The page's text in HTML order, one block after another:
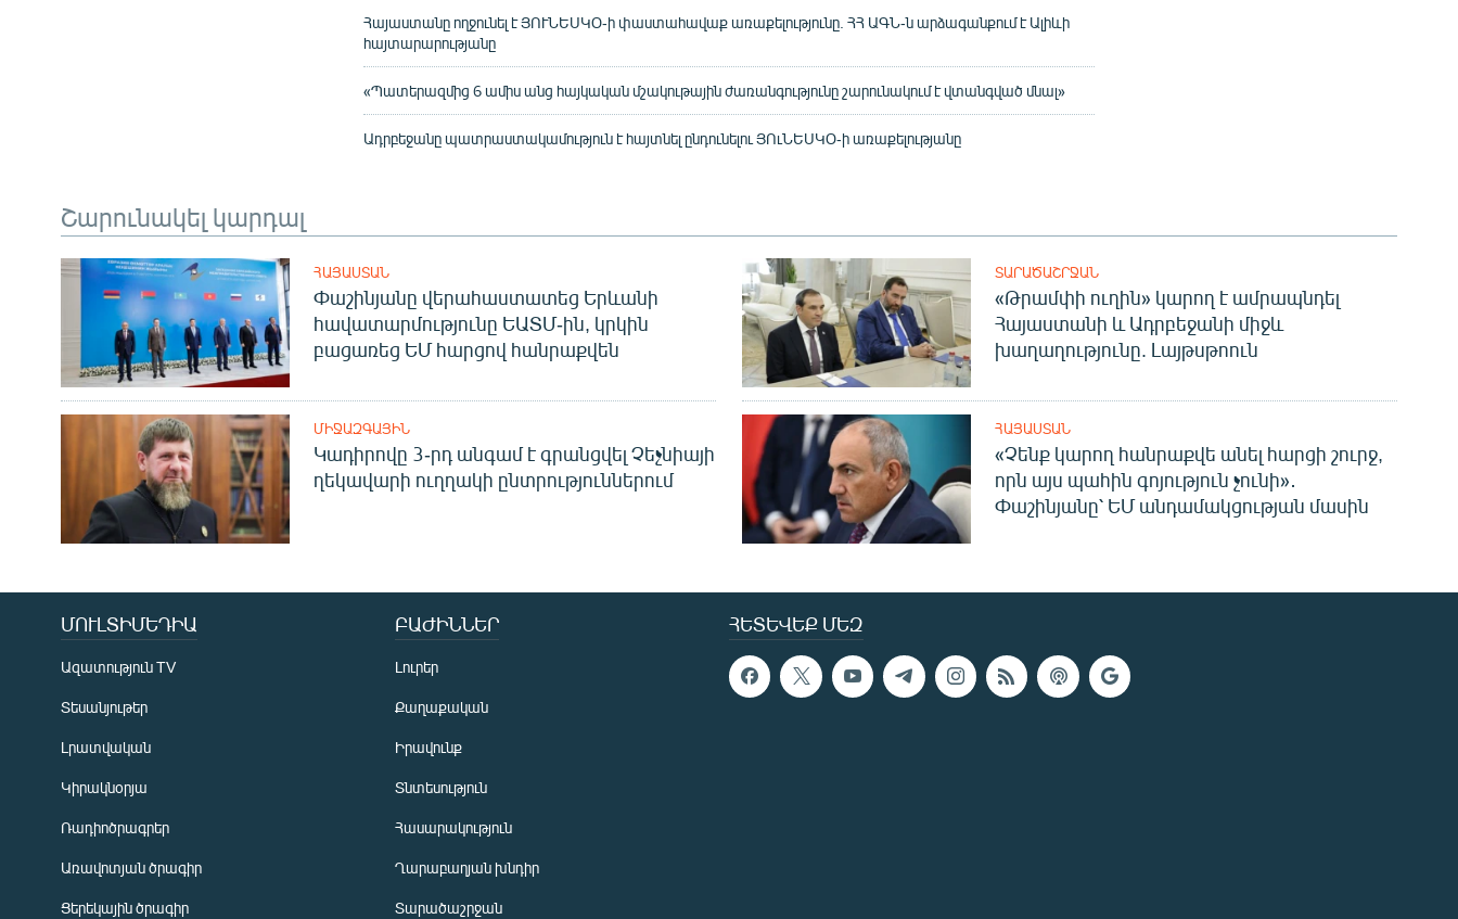
Հայաստանը ողջունել է ՅՈՒՆԵՍԿՕ-ի փաստահավաք առաքելությունը. ՀՀ ԱԳՆ-ն արձագանքում է Ալիևի
հայտարարությանը
«Պատերազմից 6 ամիս անց հայկական մշակութային ժառանգությունը շարունակում է վտանգված մնալ»
Ադրբեջանը պատրաստակամություն է հայտնել ընդունելու ՅՈւՆԵՍԿՕ-ի առաքելությանը
Շարունակել կարդալ
ՀԱՅԱՍՏԱՆ
Փաշինյանը վերահաստատեց Երևանի
հավատարմությունը ԵԱՏՄ-ին, կրկին
բացառեց ԵՄ հարցով հանրաքվեն
ՏԱՐԱԾԱՇՐՋԱՆ
«Թրամփի ուղին» կարող է ամրապնդել
Հայաստանի և Ադրբեջանի միջև
խաղաղությունը. Լայթսթոուն
ՄԻՋԱԶԳԱՅԻՆ
Կադիրովը 3-րդ անգամ է գրանցվել Չեչնիայի
ղեկավարի ուղղակի ընտրություններում
ՀԱՅԱՍՏԱՆ
«Չենք կարող հանրաքվե անել հարցի շուրջ,
որն այս պահին գոյություն չունի»․
Փաշինյանը՝ ԵՄ անդամակցության մասին
ՀԵՏԵՎԵՔ ՄԵԶ
ՄՈՒԼՏԻՄԵԴԻԱ
Ազատություն TV
Տեսանյութեր
Լրատվական
Կիրակնօրյա
Ռադիոծրագրեր
Առավոտյան ծրագիր
Ցերեկային ծրագիր
ԲԱԺԻՆՆԵՐ
Լուրեր
Քաղաքական
Իրավունք
Տնտեսություն
Հասարակություն
Ղարաբաղյան խնդիր
Տարածաշրջան